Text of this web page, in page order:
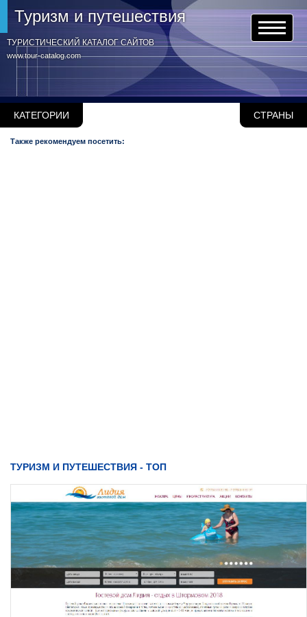
www.tour-catalog.com
Туризм и путешествия
ТУРИСТИЧЕСКИЙ КАТАЛОГ САЙТОВ
КАТЕГОРИИ СТРАНЫ
Также рекомендуем посетить:
ТУРИЗМ И ПУТЕШЕСТВИЯ - ТОП